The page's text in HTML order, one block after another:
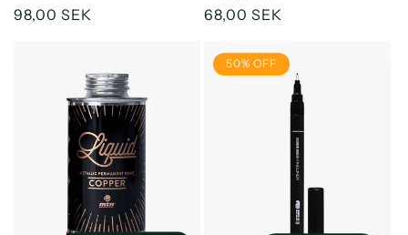
Normalpris
98,00 SEK Normalpris
68,00 SEK
50% OFF